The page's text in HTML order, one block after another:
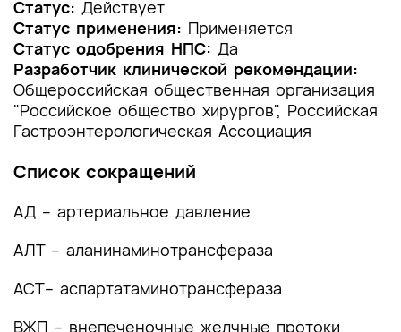
состояния (группы заболеваний или
состояний)
1.3 Эпидемиология заболевания или состояния
(группы заболеваний или состояний)
1.4 Особенности кодирования заболевания или
состояний) по Международной
проблем, связанных со здоровьем
1.5 Классификация заболевания или состояния
состояния (группы заболеваний или
Статус: Действует
Статус применения: Применяется
Статус одобрения НПС: Да
Разработчик клинической рекомендации:
Общероссийская общественная организация
"Российское общество хирургов", Российская
Гастроэнтерологическая Ассоциация
Список сокращений
АД – артериальное давление
АЛТ – аланинаминотрансфераза
ACT– аспартатаминотрансфераза
ВЖП – внепеченочные желчные протоки